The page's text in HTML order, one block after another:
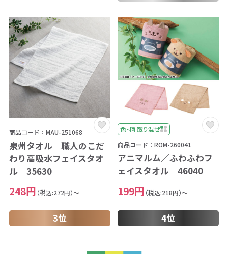
商品コード：MAU-251068
泉州タオル 職人のこだ
わり高吸水フェイスタオ
ル 35630
248円 （税込:272円）～
3位
色・柄 取り混ぜ
商品コード：ROM-260041
アニマルム／ふわふわフ
ェイスタオル 46040
199円 （税込:218円）～
4位